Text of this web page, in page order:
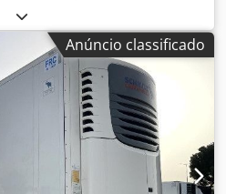
CNC de 3 eixos para
em perfis de aço ou
Apenas no topo do eixo X:
6,630 mm Dodpfx Ajlu
maquinação no lado superior
Eixos Y e Z para
perfil: 440 mm x 295 mm
180° Velocidade: máx. 17.000
545 mm Comprimento da
de fusos de fresagem para
Anúncio classificado